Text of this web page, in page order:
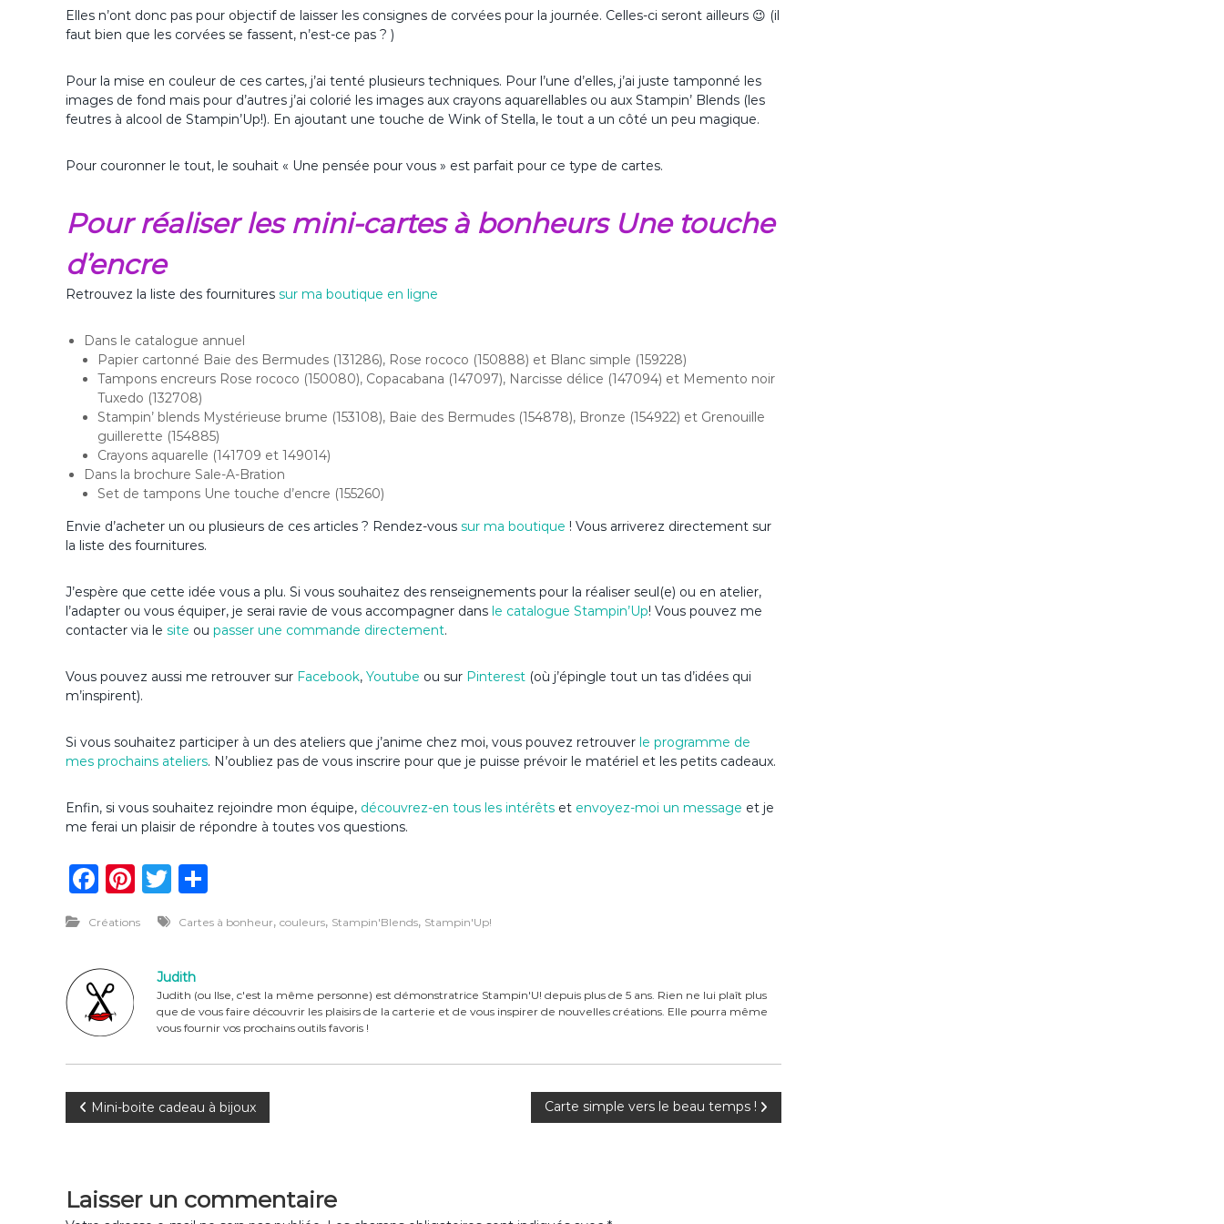
Elles n’ont donc pas pour objectif de laisser les consignes de corvées pour la journée. Celles-ci seront ailleurs 😉 (il
faut bien que les corvées se fassent, n’est-ce pas ? )
Pour la mise en couleur de ces cartes, j’ai tenté plusieurs techniques. Pour l’une d’elles, j’ai juste tamponné les
images de fond mais pour d’autres j’ai colorié les images aux crayons aquarellables ou aux Stampin’ Blends (les
feutres à alcool de Stampin’Up!). En ajoutant une touche de Wink of Stella, le tout a un côté un peu magique.
Pour couronner le tout, le souhait « Une pensée pour vous » est parfait pour ce type de cartes.
Pour réaliser les mini-cartes à bonheurs Une touche
d’encre
Retrouvez la liste des fournitures sur ma boutique en ligne
Dans le catalogue annuel
Papier cartonné Baie des Bermudes (131286), Rose rococo (150888) et Blanc simple (159228)
Tampons encreurs Rose rococo (150080), Copacabana (147097), Narcisse délice (147094) et Memento noir
Tuxedo (132708)
Stampin’ blends Mystérieuse brume (153108), Baie des Bermudes (154878), Bronze (154922) et Grenouille
guillerette (154885)
Crayons aquarelle (141709 et 149014)
Dans la brochure Sale-A-Bration
Set de tampons Une touche d’encre (155260)
Envie d’acheter un ou plusieurs de ces articles ? Rendez-vous sur ma boutique ! Vous arriverez directement sur
la liste des fournitures.
J’espère que cette idée vous a plu. Si vous souhaitez des renseignements pour la réaliser seul(e) ou en atelier,
l’adapter ou vous équiper, je serai ravie de vous accompagner dans le catalogue Stampin’Up! Vous pouvez me
contacter via le site ou passer une commande directement.
Vous pouvez aussi me retrouver sur Facebook, Youtube ou sur Pinterest (où j’épingle tout un tas d’idées qui
m’inspirent).
Si vous souhaitez participer à un des ateliers que j’anime chez moi, vous pouvez retrouver le programme de
mes prochains ateliers. N’oubliez pas de vous inscrire pour que je puisse prévoir le matériel et les petits cadeaux.
Enfin, si vous souhaitez rejoindre mon équipe, découvrez-en tous les intérêts et envoyez-moi un message et je
me ferai un plaisir de répondre à toutes vos questions.
F
c
e
b
o
k
Pi
te
re
st
T
it
te
r
ta
er
Créations Cartes à bonheur, couleurs, Stampin'Blends, Stampin'Up!
Judith
Judith (ou Ilse, c'est la même personne) est démonstratrice Stampin'U! depuis plus de 5 ans. Rien ne lui plaît plus
que de vous faire découvrir les plaisirs de la carterie et de vous inspirer de nouvelles créations. Elle pourra même
vous fournir vos prochains outils favoris !
N
v
Mini-boite cadeau à bijoux Carte simple vers le beau temps !
Laisser un commentaire